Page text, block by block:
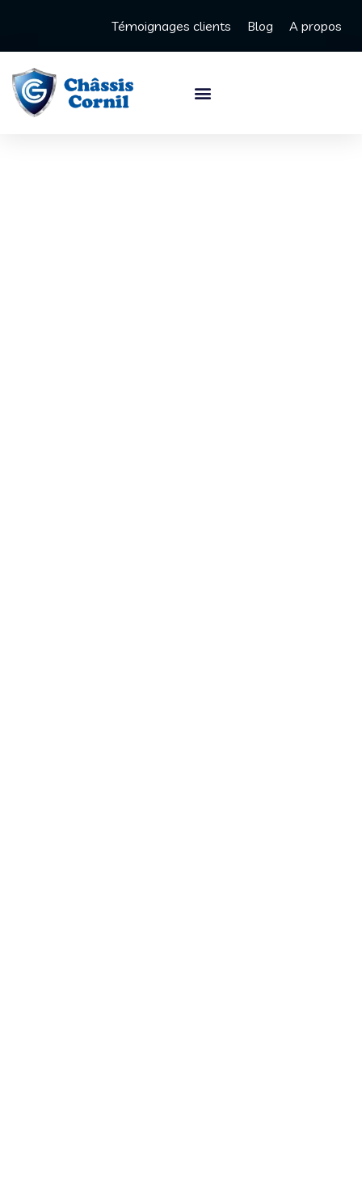
Témoignages clients Blog A propos